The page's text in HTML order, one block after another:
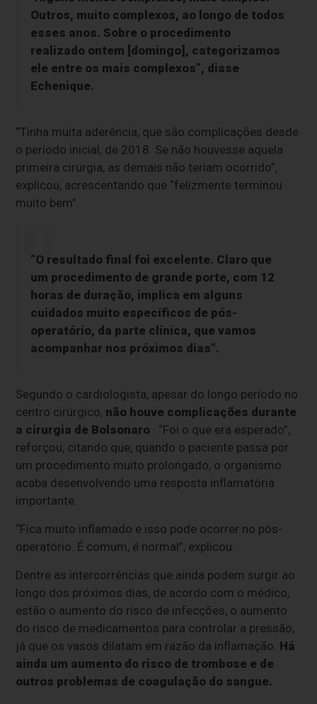
Outros, muito complexos, ao longo de todos
esses anos. Sobre o procedimento
realizado ontem [domingo], categorizamos
ele entre os mais complexos”, disse
Echenique.
“Tinha muita aderência, que são complicações desde
o período inicial, de 2018. Se não houvesse aquela
primeira cirurgia, as demais não teriam ocorrido”,
explicou, acrescentando que “felizmente terminou
muito bem”.
“O resultado final foi excelente. Claro que
um procedimento de grande porte, com 12
horas de duração, implica em alguns
cuidados muito específicos de pós-
operatório, da parte clínica, que vamos
acompanhar nos próximos dias”.
Segundo o cardiologista, apesar do longo período no
centro cirúrgico, não houve complicações durante
a cirurgia de Bolsonaro . “Foi o que era esperado”,
reforçou, citando que, quando o paciente passa por
um procedimento muito prolongado, o organismo
acaba desenvolvendo uma resposta inflamatória
importante.
“Fica muito inflamado e isso pode ocorrer no pós-
operatório. É comum, é normal”, explicou.
Dentre as intercorrências que ainda podem surgir ao
longo dos próximos dias, de acordo com o médico,
estão o aumento do risco de infecções, o aumento
do risco de medicamentos para controlar a pressão,
já que os vasos dilatam em razão da inflamação. Há
ainda um aumento do risco de trombose e de
outros problemas de coagulação do sangue.